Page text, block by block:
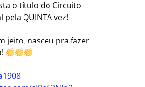
o título do Circuito
pela QUINTA vez!
jeito, nasceu pra fazer